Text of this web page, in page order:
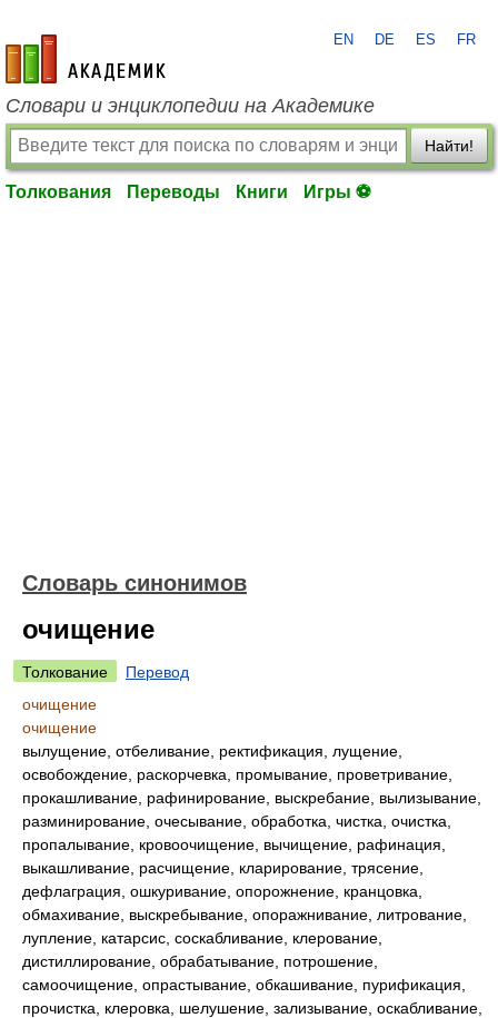
academic.ru
EN DE ES FR
Словари и энциклопедии на Академике
Найти!
Толкования Переводы Книги Игры ⚽
Словарь синонимов
очищение
Толкование
Перевод
очищение
очищение
вылущение, отбеливание, ректификация, лущение,
освобождение, раскорчевка, промывание, проветривание,
прокашливание, рафинирование, выскребание, вылизывание,
разминирование, очесывание, обработка, чистка, очистка,
пропалывание, кровоочищение, вычищение, рафинация,
выкашливание, расчищение, кларирование, трясение,
дефлаграция, ошкуривание, опорожнение, кранцовка,
обмахивание, выскребывание, опоражнивание, литрование,
лупление, катарсис, соскабливание, клерование,
дистиллирование, обрабатывание, потрошение,
самоочищение, опрастывание, обкашивание, пурификация,
прочистка, клеровка, шелушение, зализывание, оскабливание,